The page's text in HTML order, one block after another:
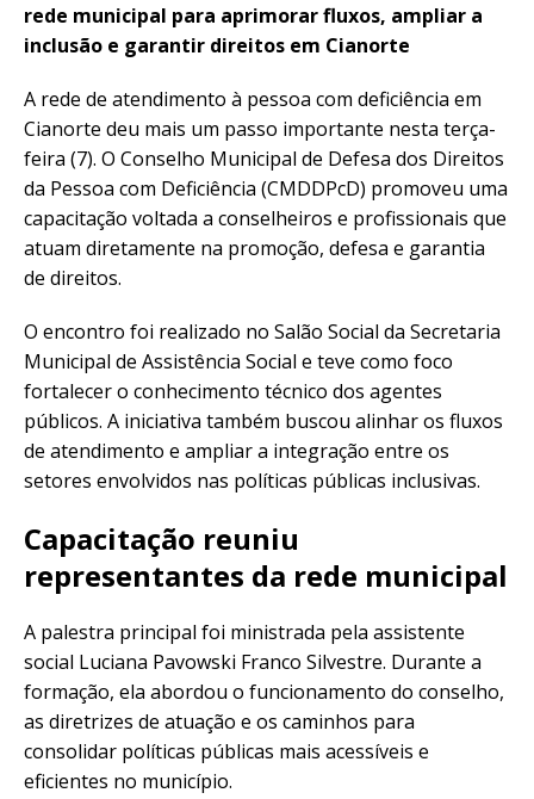
rede municipal para aprimorar fluxos, ampliar a
inclusão e garantir direitos em Cianorte
A rede de atendimento à pessoa com deficiência em
Cianorte deu mais um passo importante nesta terça-
feira (7). O Conselho Municipal de Defesa dos Direitos
da Pessoa com Deficiência (CMDDPcD) promoveu uma
capacitação voltada a conselheiros e profissionais que
atuam diretamente na promoção, defesa e garantia
de direitos.
O encontro foi realizado no Salão Social da Secretaria
Municipal de Assistência Social e teve como foco
fortalecer o conhecimento técnico dos agentes
públicos. A iniciativa também buscou alinhar os fluxos
de atendimento e ampliar a integração entre os
setores envolvidos nas políticas públicas inclusivas.
Capacitação reuniu
representantes da rede municipal
A palestra principal foi ministrada pela assistente
social Luciana Pavowski Franco Silvestre. Durante a
formação, ela abordou o funcionamento do conselho,
as diretrizes de atuação e os caminhos para
consolidar políticas públicas mais acessíveis e
eficientes no município.